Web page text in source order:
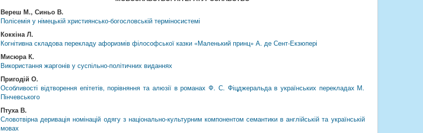
Вереш М., Синьо В.
Полісемія у німецькій християнсько-богословській терміносистемі
Коккіна Л.
Когнітивна складова перекладу афоризмів філософської казки «Маленький принц» А. де Сент-Екзюпері
Мисюра К.
Використання жаргонів у суспільно-політичних виданнях
Пригодій О.
Особливості відтворення епітетів, порівняння та алюзії в романах Ф. С. Фіцджеральда в українських перекладах М.
Пінчевського
Птуха В.
Словотвірна деривація номінацій одягу з національно-культурним компонентом семантики в англійській та українській
мовах